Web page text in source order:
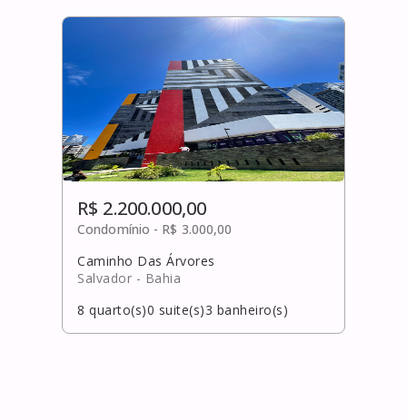
R$ 2.200.000,00
Condomínio - R$ 3.000,00
Caminho Das Árvores
Salvador - Bahia
8 quarto(s)0 suite(s)3 banheiro(s)